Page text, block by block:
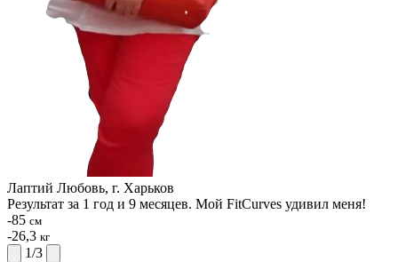
Лаптий Любовь, г. Харьков
Результат за 1 год и 9 месяцев. Мой FitCurves удивил меня!
-85 см
-26,3 кг
1/3